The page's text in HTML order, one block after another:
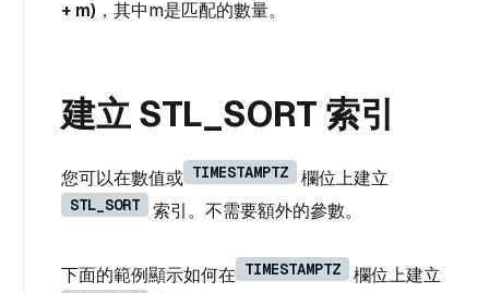
+ m) ，其中m是匹配的數量。
建立 STL_SORT 索引
您可以在數值或 TIMESTAMPTZ 欄位上建立
STL_SORT 索引。不需要額外的參數。
下面的範例顯示如何在 TIMESTAMPTZ 欄位上建立